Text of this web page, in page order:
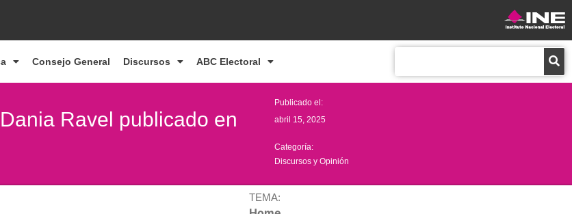
Consejo General Discursos ABC Electoral
Ravel publicado en
Publicado el:
abril 15, 2025
Categoría:
Discursos y Opinión
TEMA: